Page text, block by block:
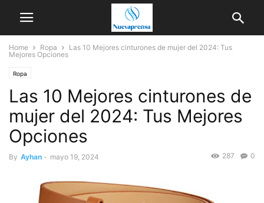
Home Ropa
Las 10 Mejores cinturones de mujer del 2024: Tus
Mejores Opciones
Ropa
Las 10 Mejores cinturones de
mujer del 2024: Tus Mejores
Opciones
By Ayhan - mayo 19, 2024 0
287